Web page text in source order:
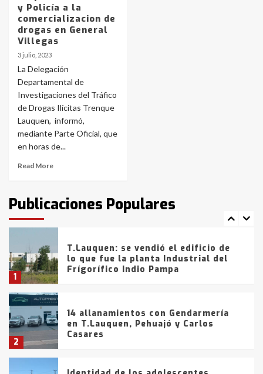
y Policía a la
comercializacion de
drogas en General
Villegas
3 julio, 2023
La Delegación
Departamental de
Investigaciones del Tráfico
de Drogas Ilícitas Trenque
Lauquen, informó,
mediante Parte Oficial, que
en horas de...
Read More
Publicaciones Populares
4
joven de Trenque Lauquen
5
entre 857 a 1338 pesos
6
La Bolsa de Cereales de Bahía
Blanca anticipa que Agosto vendrá
con lluvias y heladas, en gran parte
fueron detenidos por
comercialización de drogas en la
tarde del sábado
1
T.Lauquen: se vendió el edificio de
lo que fue la planta Industrial del
Frígorífico Indio Pampa
2
14 allanamientos con Gendarmería
en T.Lauquen, Pehuajó y Carlos
Casares